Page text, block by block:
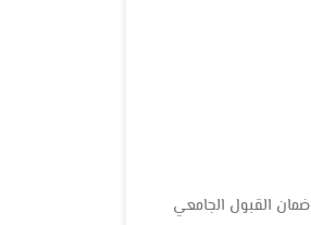
القبول الجامعي